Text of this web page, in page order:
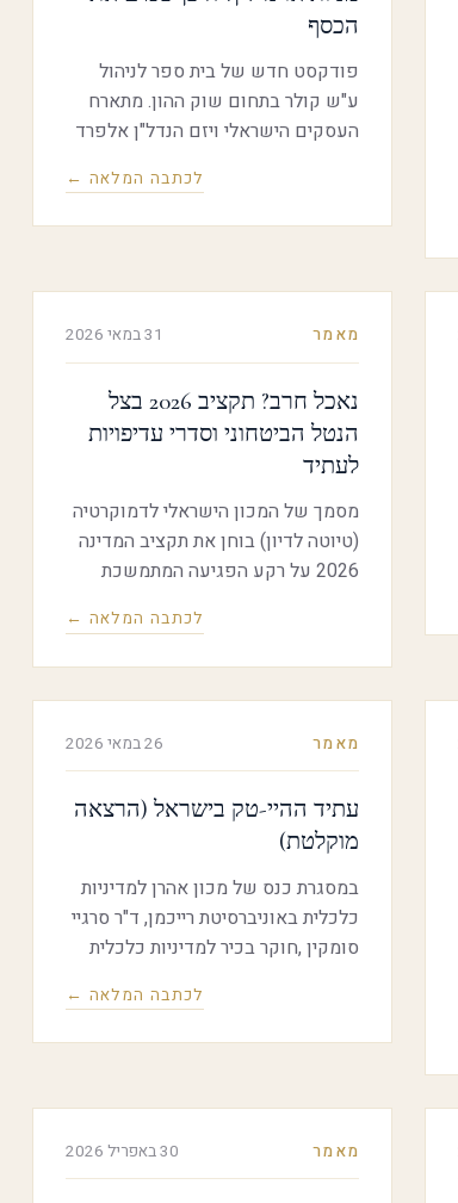
הכסף
פודקסט חדש של בית ספר לניהול
ע"ש קולר בתחום שוק ההון. מתארח
העסקים הישראלי ויזם הנדל"ן אלפרד
אלרוב בפקולטה לניהול ע"ש קולר
ומיכל רביד, מנהלת נדל"ן וראש נדל"ן
ההון, ובדיון על השקעות המוסדיים
והציבור הישראלי בנדל"ן בישראל
ובחו"ל, תוך הצגת נתונים על כדאיות
ההשקעה במגורים, ובנדל"ן בכלל,
בישראל ובחו"ל
לכתבה המלאה ←
מאמר 31 במאי 2026
נאכל חרב? תקציב 2026 בצל
הנטל הביטחוני וסדרי עדיפויות
לעתיד
מסמך של המכון הישראלי לדמוקרטיה
(טיוטה לדיון) בוחן את תקציב המדינה
2026 על רקע הפגיעה המתמשכת
שחלפו מפרוץ המלחמה. נוסף על כך,
נבחן במסמך את משמעויות הגידול
הבאות.
לכתבה המלאה ←
מאמר 26 במאי 2026
עתיד ההיי-טק בישראל (הרצאה
מוקלטת)
במסגרת כנס של מכון אהרן למדיניות
כלכלית באוניברסיטת רייכמן, ד"ר סרגיי
סומקין ,חוקר בכיר למדיניות כלכלית
ענף ההייטק בישראל והאתגרים לעתיד.
לכתבה המלאה ←
מאמר 30 באפריל 2026